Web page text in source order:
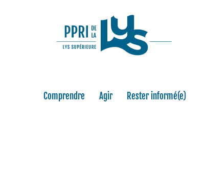
Comprendre Agir Rester informé(e)